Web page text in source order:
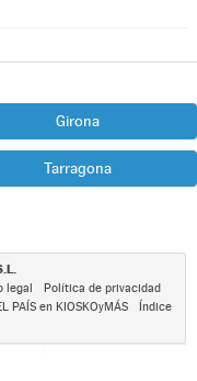
Girona
Tarragona
legal
Política de privacidad
PAÍS en KIOSKOyMÁS
Índice